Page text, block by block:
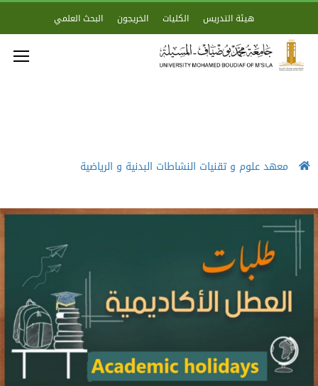
هيئة التدريس الكليات الخريجون البحث العلمي
معهد علوم و تقنيات النشاطات البدنية و الرياضية